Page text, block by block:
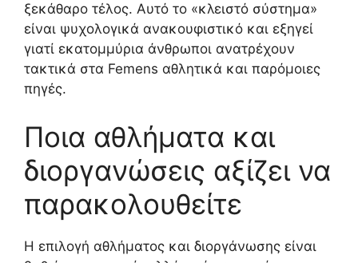
ξεκάθαρο τέλος. Αυτό το «κλειστό σύστημα»
είναι ψυχολογικά ανακουφιστικό και εξηγεί
γιατί εκατομμύρια άνθρωποι ανατρέχουν
τακτικά στα Femens αθλητικά και παρόμοιες
πηγές.
Ποια αθλήματα και
διοργανώσεις αξίζει να
παρακολουθείτε
Η επιλογή αθλήματος και διοργάνωσης είναι